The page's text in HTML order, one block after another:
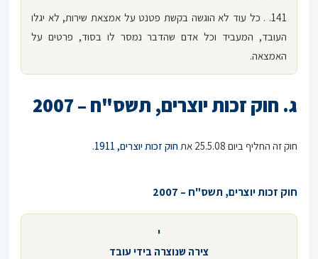
141. . כל עוד לא הוגשה בקשת פטנט על אמצאת שירות, לא יגלו
העובד, המעביד וכל אדם שהדבר נמסר לו בסוד, פרטים על
האמצאה.
ג. חוק זכות יוצרים, תשס"ח – 2007
חוק זה החליף ביום 25.5.08 את חוק זכות יוצרים, 1911 .
חוק זכות יוצרים, תשס"ח – 2007
י
צירה שנוצרה בידי עובד